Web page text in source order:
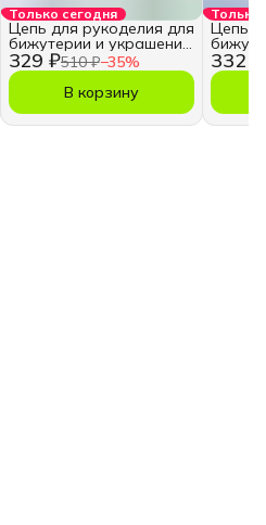
Только сегодня
329 ₽510 ₽−35%
Цепь для рукоделия для
бижутерии и украшений
5,5х7,5 мм.
В корзину
Только
332 ₽
Цепь
5,5х7,5